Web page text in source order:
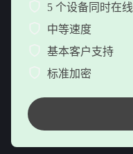
5 个设备同时在线
中等速度
基本客户支持
标准加密